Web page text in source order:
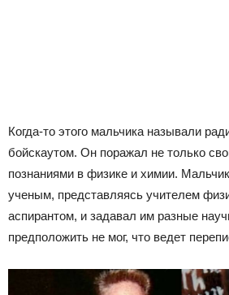
Когда-то этого мальчика называли
бойскаутом. Он поражал не только
познаниями в физике и химии.
ученым, представляясь учителем
аспирантом, и задавал им разные
предположить не мог, что ведет